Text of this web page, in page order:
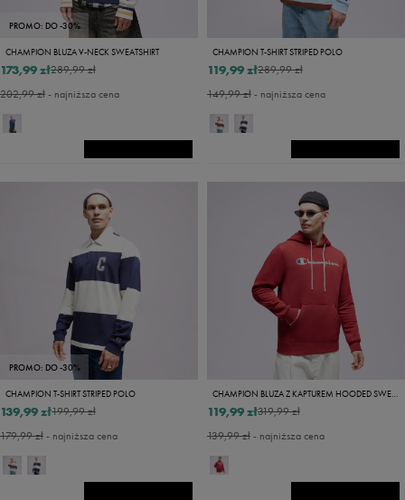
PROMO: DO -30%
CHAMPION BLUZA V-NECK SWEATSHIRT
289,99 zł
173,99 zł
202,99 zł- najniższa cena
CHAMPION T-SHIRT STRIPED POLO
289,99 zł
119,99 zł
149,99 zł- najniższa cena
PROMO: DO -30%
CHAMPION T-SHIRT STRIPED POLO
199,99 zł
139,99 zł
179,99 zł- najniższa cena
CHAMPION BLUZA Z KAPTUREM HOODED SWEATSHIRT
319,99 zł
119,99 zł
139,99 zł- najniższa cena